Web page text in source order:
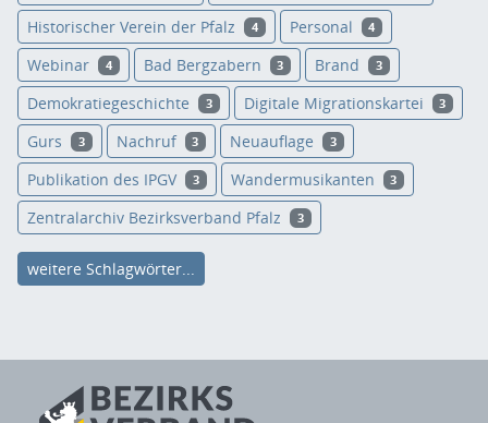
Historischer Verein der Pfalz 4 Personal 4
Webinar 4 Bad Bergzabern 3 Brand 3
Demokratiegeschichte 3 Digitale Migrationskartei 3
Gurs 3 Nachruf 3 Neuauflage 3
Publikation des IPGV 3 Wandermusikanten 3
Zentralarchiv Bezirksverband Pfalz 3
weitere Schlagwörter...